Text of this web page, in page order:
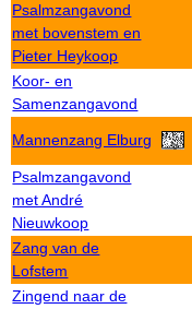
Psalmzangavond
met bovenstem en
Pieter Heykoop
Koor- en
Samenzangavond
Mannenzang Elburg
Psalmzangavond
met André
Nieuwkoop
Zang van de
Lofstem
Zingend naar de